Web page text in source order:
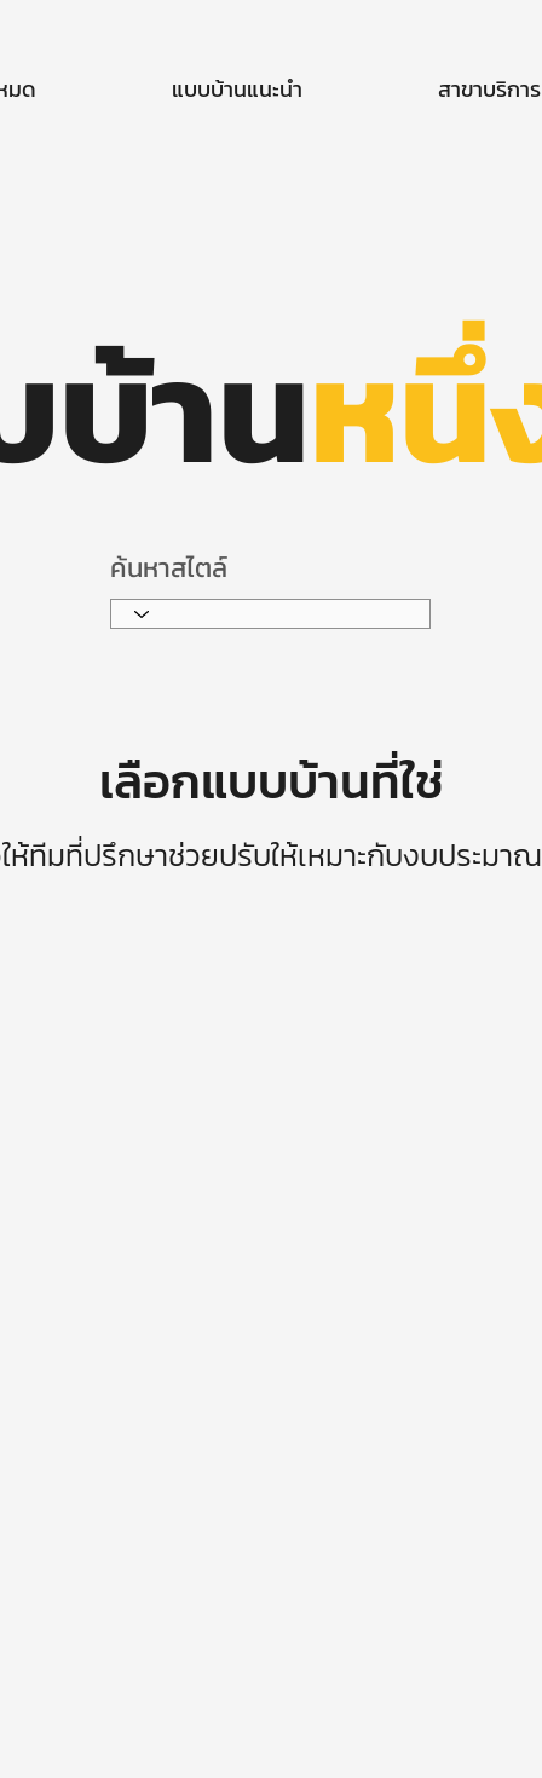
มด แบบบ้านแนะนำ สาขาบริการ
านหนึ่
ค้นหาสไตล์
เลือกแบบบ้านที่ใช่
ห้ทีมที่ปรึกษาช่วยปรับให้เหมาะกับงบประม